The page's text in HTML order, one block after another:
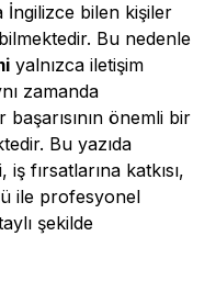
İngilizce bilen kişiler
Bu nedenle
yalnızca iletişim
zamanda
önemli bir
Bu yazıda
fırsatlarına katkısı,
ile profesyonel
şekilde